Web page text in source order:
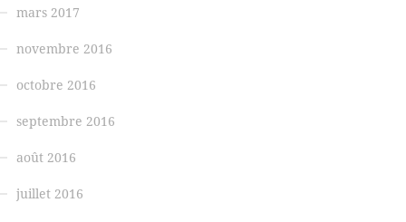
mars 2017
novembre 2016
octobre 2016
septembre 2016
août 2016
juillet 2016